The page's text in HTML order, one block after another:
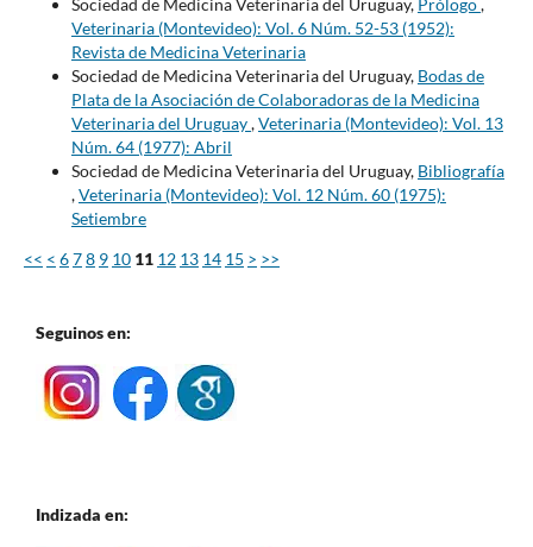
Veterinaria (Montevideo): Vol. 6 Núm. 52-53 (1952):
Revista de Medicina Veterinaria
Sociedad de Medicina Veterinaria del Uruguay, Bodas de
Plata de la Asociación de Colaboradoras de la Medicina
Veterinaria del Uruguay,Veterinaria (Montevideo): Vol. 13
Núm. 64 (1977): Abril
Sociedad de Medicina Veterinaria del Uruguay, Bibliografía
,Veterinaria (Montevideo): Vol. 12 Núm. 60 (1975):
Setiembre
<< < 678 9 10 11 12 13 14 15 > >>
Seguinos en:
Indizada en: